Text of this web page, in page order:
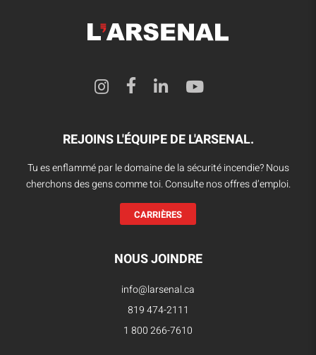
REJOINS L'ÉQUIPE DE L'ARSENAL.
Tu es enflammé par le domaine de la sécurité incendie? Nous
cherchons des gens comme toi. Consulte nos offres d’emploi.
CARRIÈRES
NOUS JOINDRE
info@larsenal.ca
819 474-2111
1 800 266-7610